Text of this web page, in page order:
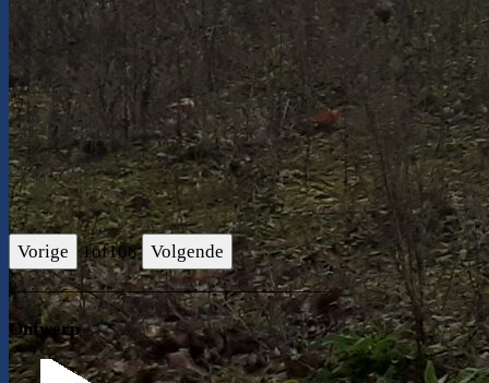
Vorige 1of108
Volgende
_________________________________
Ontwerp